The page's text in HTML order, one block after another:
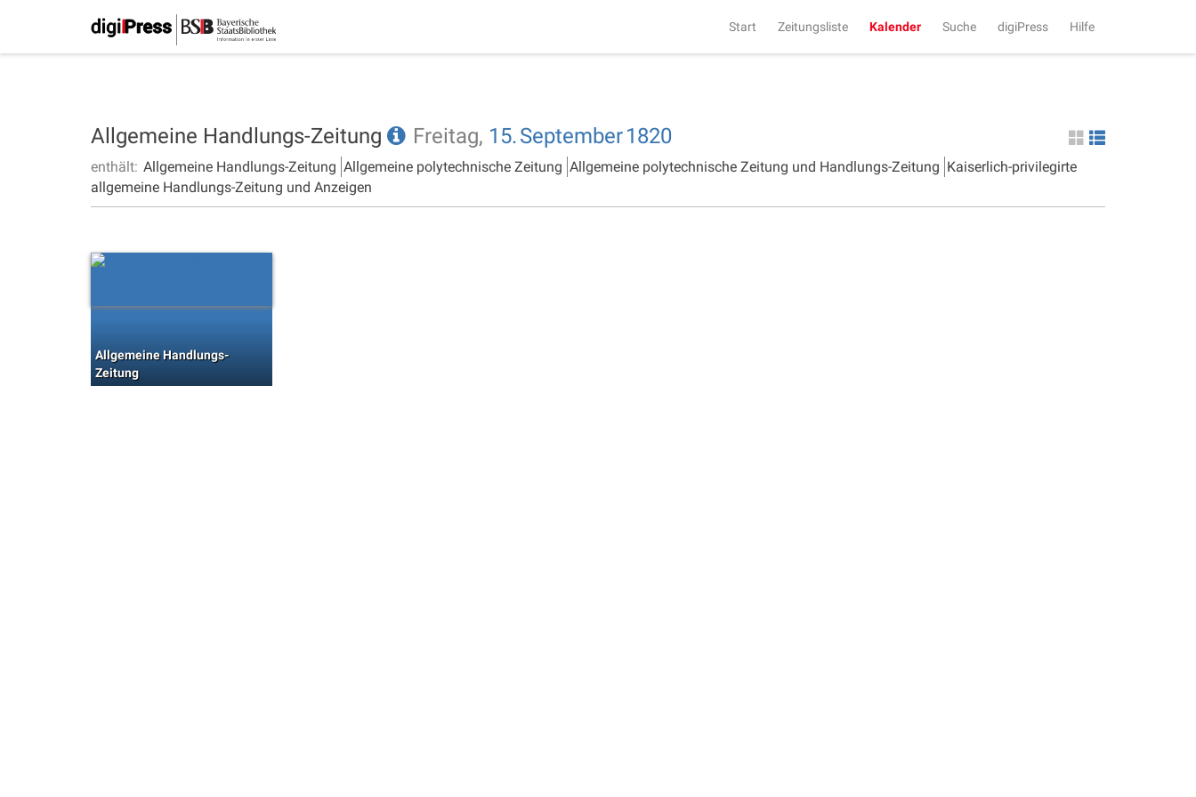
Start Zeitungsliste Kalender Suche digiPress Hilfe
Allgemeine Handlungs-Zeitung Freitag, 15.September1820
enthält: Allgemeine Handlungs-Zeitung Allgemeine polytechnische Zeitung Allgemeine polytechnische Zeitung und Handlungs-Zeitung Kaiserlich-privilegirte
allgemeine Handlungs-Zeitung und Anzeigen
Allgemeine Handlungs-
Zeitung